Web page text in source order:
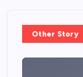
Other Story